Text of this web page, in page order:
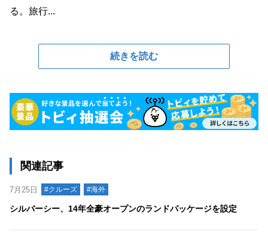
る。旅行...
続きを読む
関連記事
7月25日 #クルーズ #海外
シルバーシー、14年全豪オープンのランドパッケージを設定